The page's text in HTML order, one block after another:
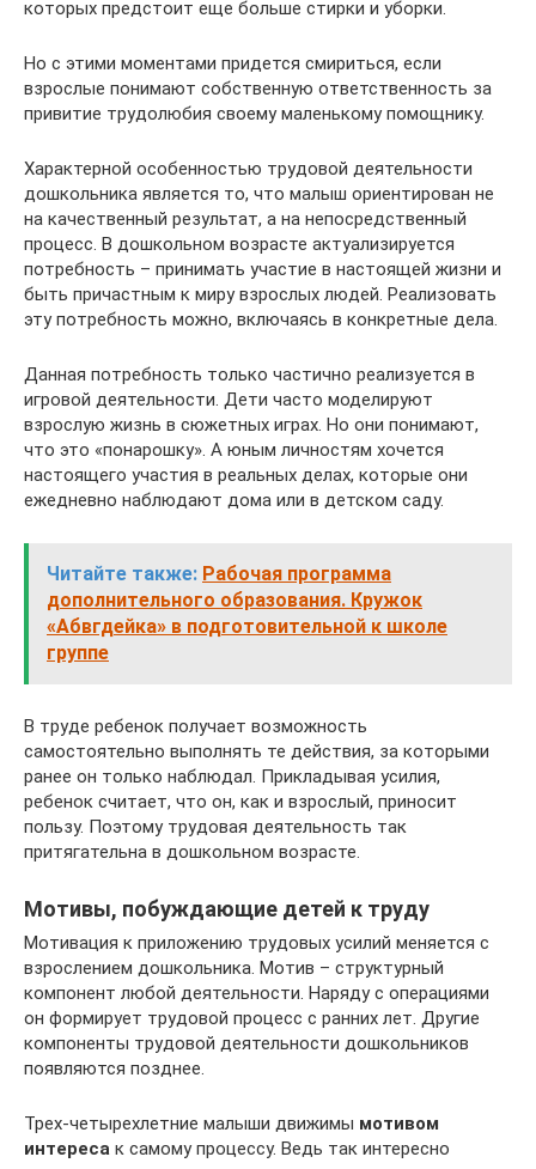
которых предстоит еще больше стирки и уборки.
Но с этими моментами придется смириться, если
взрослые понимают собственную ответственность за
привитие трудолюбия своему маленькому помощнику.
Характерной особенностью трудовой деятельности
дошкольника является то, что малыш ориентирован не
на качественный результат, а на непосредственный
процесс. В дошкольном возрасте актуализируется
потребность – принимать участие в настоящей жизни и
быть причастным к миру взрослых людей. Реализовать
эту потребность можно, включаясь в конкретные дела.
Данная потребность только частично реализуется в
игровой деятельности. Дети часто моделируют
взрослую жизнь в сюжетных играх. Но они понимают,
что это «понарошку». А юным личностям хочется
настоящего участия в реальных делах, которые они
ежедневно наблюдают дома или в детском саду.
Читайте также: Рабочая программа
дополнительного образования. Кружок
«Абвгдейка» в подготовительной к школе
группе
В труде ребенок получает возможность
самостоятельно выполнять те действия, за которыми
ранее он только наблюдал. Прикладывая усилия,
ребенок считает, что он, как и взрослый, приносит
пользу. Поэтому трудовая деятельность так
притягательна в дошкольном возрасте.
Мотивы, побуждающие детей к труду
Мотивация к приложению трудовых усилий меняется с
взрослением дошкольника. Мотив – структурный
компонент любой деятельности. Наряду с операциями
он формирует трудовой процесс с ранних лет. Другие
компоненты трудовой деятельности дошкольников
появляются позднее.
Трех-четырехлетние малыши движимы мотивом
интереса к самому процессу. Ведь так интересно